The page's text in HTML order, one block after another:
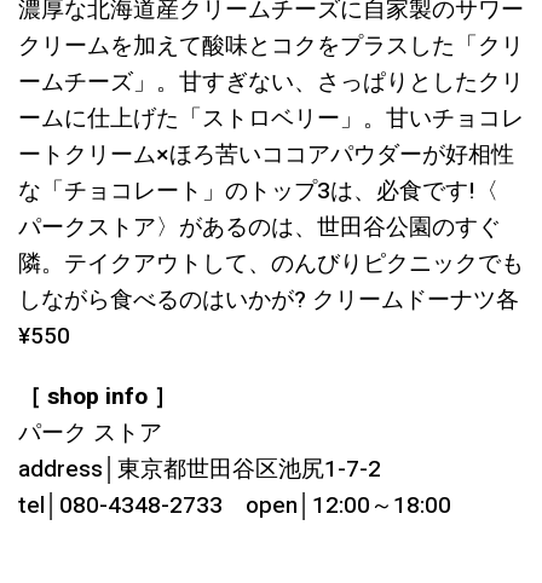
濃厚な北海道産クリームチーズに自家製のサワー
クリームを加えて酸味とコクをプラスした「クリ
ームチーズ」。甘すぎない、さっぱりとしたクリ
ームに仕上げた「ストロベリー」。甘いチョコレ
ートクリーム×ほろ苦いココアパウダーが好相性
な「チョコレート」のトップ3は、必食です!〈
パークストア〉があるのは、世田谷公園のすぐ
隣。テイクアウトして、のんびりピクニックでも
しながら食べるのはいかが? クリームドーナツ各
¥550
［ shop info ］
パーク ストア
address│東京都世田谷区池尻1-7-2
tel│080-4348-2733 open│12:00～18:00